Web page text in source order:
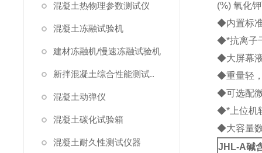
混凝土热物理参数测试仪
混凝土冻融试验机
建材冻融机/慢速冻融试验机
新拌混凝土综合性能测试..
混凝土动弹仪
混凝土碳化试验箱
混凝土耐久性测试仪器
(%) 氧化
◆内置标
◆*抗离子
◆大屏幕
◆重量轻
◆可选配
◆*上位机
◆大容量
JHL-A碱